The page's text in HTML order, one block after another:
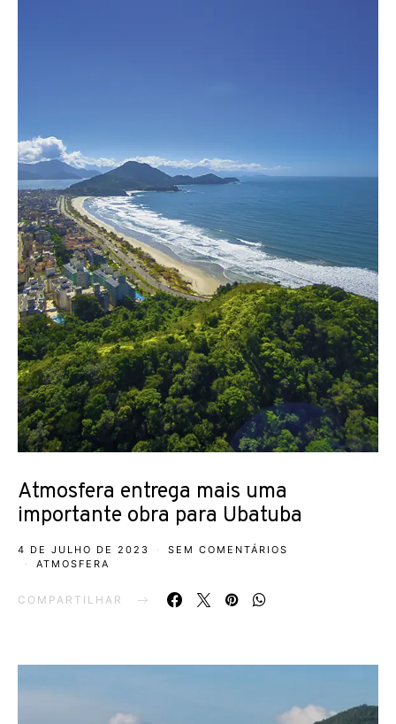
Atmosfera entrega mais uma
importante obra para Ubatuba
4 DE JULHO DE 2023
SEM COMENTÁRIOS
ATMOSFERA
COMPARTILHAR